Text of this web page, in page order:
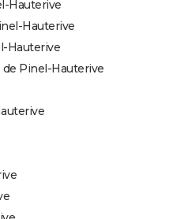
Hauterive
Hauterive
Hauterive
Pinel-Hauterive